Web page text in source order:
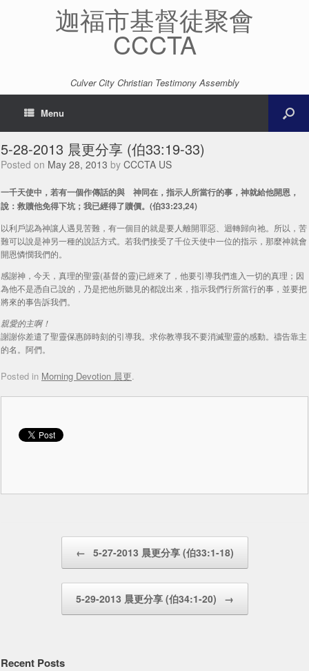
迦福市基督徒聚會
CCCTA
Culver City Christian Testimony Assembly
Menu
5-28-2013 晨更分享 (伯33:19-33)
Posted on May 28, 2013 by CCCTA US
一千天使中，若有一個作傳話的與 神同在，指示人所當行的事，神就給他開恩，
說：救贖他免得下坑；我已經得了贖價。(伯33:23,24)
以利戶認為神讓人遇見苦難，有一個目的就是要人離開罪惡、迴轉歸向祂。所以，苦
難可以說是神另一種的說話方式。若我們接受了千位天使中一位的指示，那麼神就會
開恩憐憫我們的。
感謝神，今天，真理的聖靈(基督的靈)已經來了，他要引導我們進入一切的真理；因
為他不是憑自己說的，乃是把他所聽見的都說出來，指示我們行所當行的事，並要把
將來的事告訴我們。
親愛的主啊！
謝謝你差遣了聖靈保惠師時刻的引導我。求你教導我不要消滅聖靈的感動。禱告靠主
的名。阿們。
Posted in Morning Devotion 晨更.
← 5-27-2013 晨更分享 (伯33:1-18)
5-29-2013 晨更分享 (伯34:1-20) →
Recent Posts